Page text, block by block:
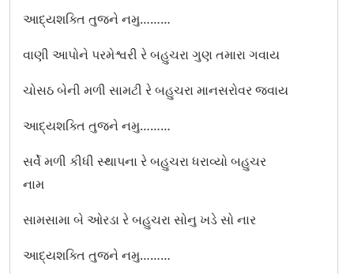
એક વણઝારી ઝૂલણાં ઝૂલતી તી
એક વાર બોલું કે બે વાર બોલું
એકે છંદે બીજે છંદે ત્રીજે છંદે
એવા સાત સાત દેવીને વીરો માનતા
કુંભ ઘડુલો ભરી લાવે
કુંમ કુંમ કેરા પગલે માડી ગરબે રમવા આવ
આદ્યશક્તિ તુજને નમુ………
વાણી આપોને પરમેશ્વરી રે બહુચરા ગુણ તમારા ગવાય
ચોસઠ બેની મળી સામટી રે બહુચરા માનસરોવર જવાય
આદ્યશક્તિ તુજને નમુ………
સર્વે મળી કીધી સ્થાપના રે બહુચરા ધરાવ્યો બહુચર
નામ
સામસામા બે ઓરડા રે બહુચરા સોનુ ખડે સો નાર
આદ્યશક્તિ તુજને નમુ………